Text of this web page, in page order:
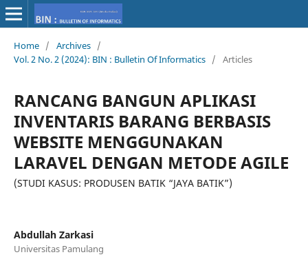
Home / Archives /
Vol. 2 No. 2 (2024): BIN : Bulletin Of Informatics / Articles
RANCANG BANGUN APLIKASI
INVENTARIS BARANG BERBASIS
WEBSITE MENGGUNAKAN
LARAVEL DENGAN METODE AGILE
(STUDI KASUS: PRODUSEN BATIK “JAYA BATIK”)
Abdullah Zarkasi
Universitas Pamulang